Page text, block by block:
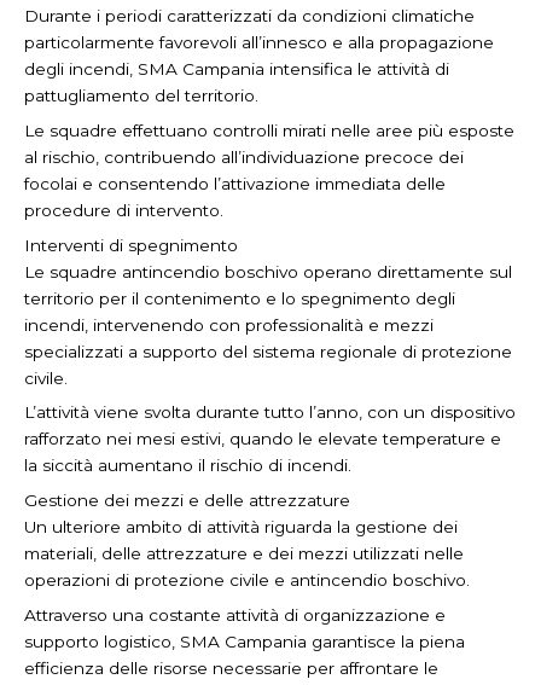
Durante i periodi caratterizzati da condizioni climatiche
particolarmente favorevoli all’innesco e alla propagazione
degli incendi, SMA Campania intensifica le attività di
pattugliamento del territorio.
Le squadre effettuano controlli mirati nelle aree più esposte
al rischio, contribuendo all’individuazione precoce dei
focolai e consentendo l’attivazione immediata delle
procedure di intervento.
Interventi di spegnimento
Le squadre antincendio boschivo operano direttamente sul
territorio per il contenimento e lo spegnimento degli
incendi, intervenendo con professionalità e mezzi
specializzati a supporto del sistema regionale di protezione
civile.
L’attività viene svolta durante tutto l’anno, con un dispositivo
rafforzato nei mesi estivi, quando le elevate temperature e
la siccità aumentano il rischio di incendi.
Gestione dei mezzi e delle attrezzature
Un ulteriore ambito di attività riguarda la gestione dei
materiali, delle attrezzature e dei mezzi utilizzati nelle
operazioni di protezione civile e antincendio boschivo.
Attraverso una costante attività di organizzazione e
supporto logistico, SMA Campania garantisce la piena
efficienza delle risorse necessarie per affrontare le